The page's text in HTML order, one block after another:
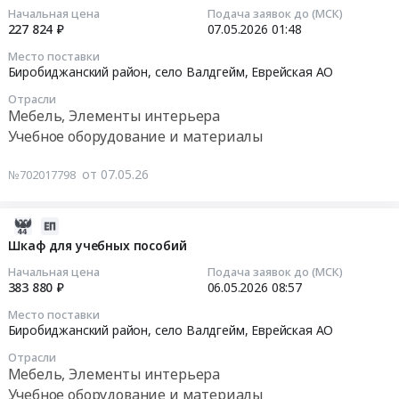
Начальная цена
227 824 ₽
Подача заявок до (МСК)
07.05.2026 01:48
Место поставки
Биробиджанский район, село Валдгейм, Еврейская АО
Отрасли
Мебель, Элементы интерьера
Учебное оборудование и материалы
№702017798 от 07.05.26
Шкаф для учебных пособий
Начальная цена
383 880 ₽
Подача заявок до (МСК)
06.05.2026 08:57
Место поставки
Биробиджанский район, село Валдгейм, Еврейская АО
Отрасли
Мебель, Элементы интерьера
Учебное оборудование и материалы